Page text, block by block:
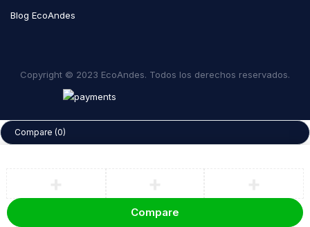
Blog EcoAndes
Copyright © 2023 EcoAndes. Todos los derechos reservados.
Compare (0)
Compare